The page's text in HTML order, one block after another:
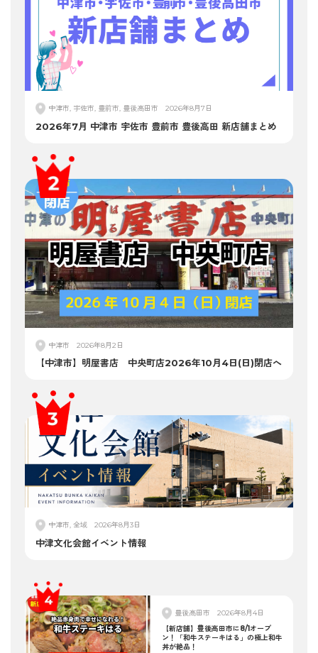
中津市, 宇佐市, 豊前市, 豊後高田市 2026年8月7日
2026年7月 中津市 宇佐市 豊前市 豊後高田 新店舗まとめ
中津市 2026年8月2日
【中津市】明屋書店 中央町店2026年10月4日(日)閉店へ
中津市, 全域 2026年8月3日
中津文化会館イベント情報
豊後高田市
2026年8月4日
【新店舗】豊後高田市に8/1オープ
ン！「和牛ステーキはる」の極上和牛
丼が絶品！